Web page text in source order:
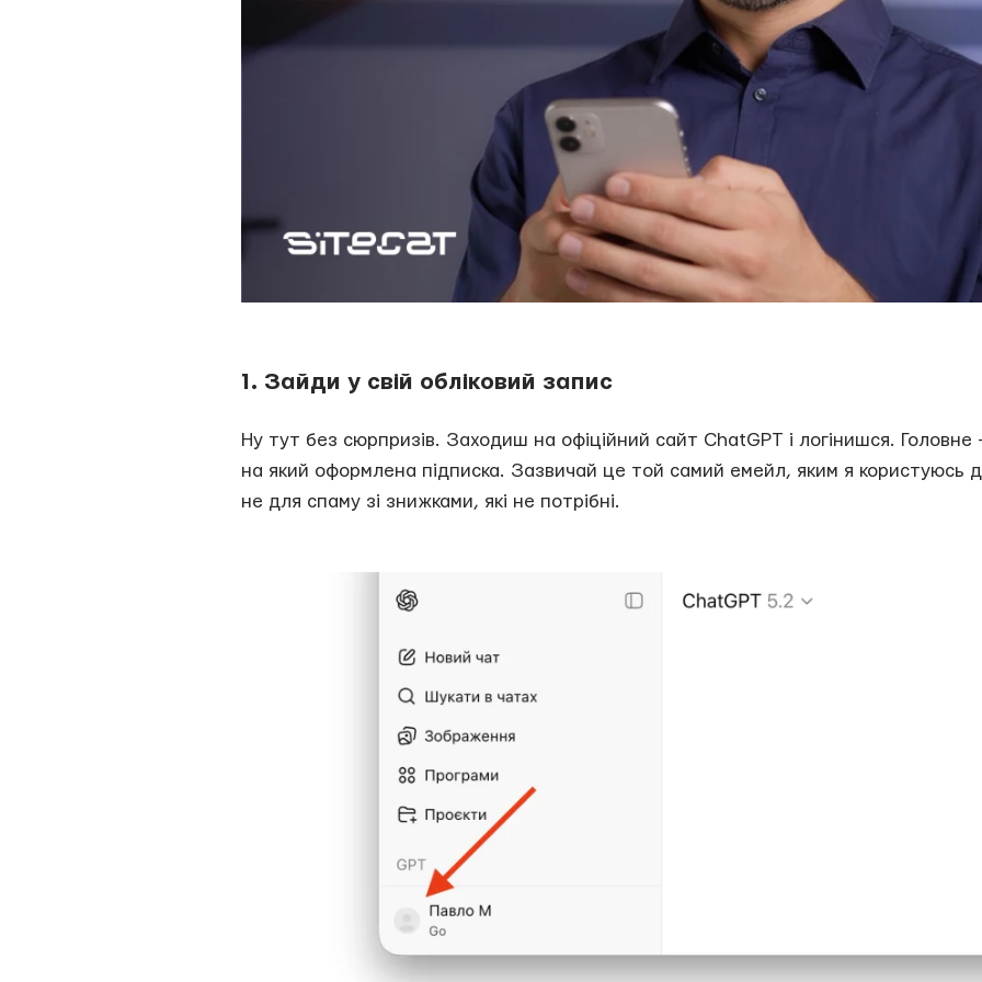
1. Зайди у свій обліковий запис
Ну тут без сюрпризів. Заходиш на офіційний сайт ChatGPT і логінишся. Головне
на який оформлена підписка. Зазвичай це той самий емейл, яким я користуюсь
не для спаму зі знижками, які не потрібні.